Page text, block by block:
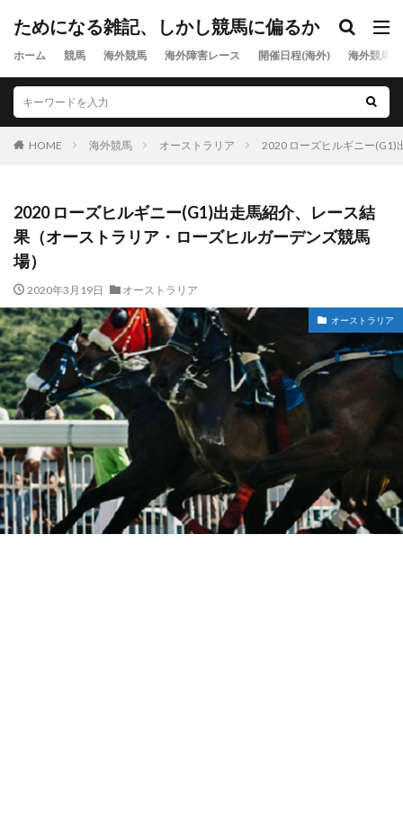
ためになる雑記、しかし競馬に偏るか
ホーム 競馬 海外競馬 海外障害レース 開催日程(海外) 海外競馬
HOME 海外競馬 オーストラリア 2020 ローズヒルギニー(G1)
2020 ローズヒルギニー(G1)出走馬紹介、レース結
果（オーストラリア・ローズヒルガーデンズ競馬
場）
2020年3月19日 オーストラリア
オーストラリア